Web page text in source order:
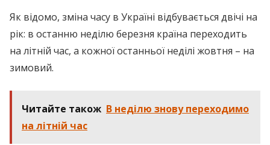
Як відомо, зміна часу в Україні відбувається двічі на
рік: в останню неділю березня країна переходить
на літній час, а кожної останньої неділі жовтня – на
зимовий.
Читайте також В неділю знову переходимо
на літній час